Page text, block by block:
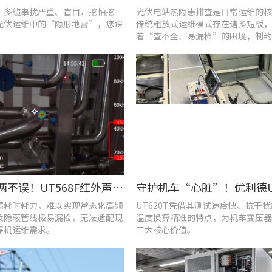
多缆串扰严重、盲目开挖怕挖
运维中的“隐形地雷”，您踩
光伏电站热隐患排查是日常运维的
传统粗放式运维模式存在诸多短板
着“查不全、易漏检”的困境，制
提质降耗两不误！UT568F红外声成像仪破解酿酒车间检漏难题
耗时耗力，难以实现常态化高频
隐蔽管线极易漏检，无法适配现
运维需求。
UT620T凭借其测试速度快、抗干
温度换算精准的特点，为机车变压
三大核心价值。